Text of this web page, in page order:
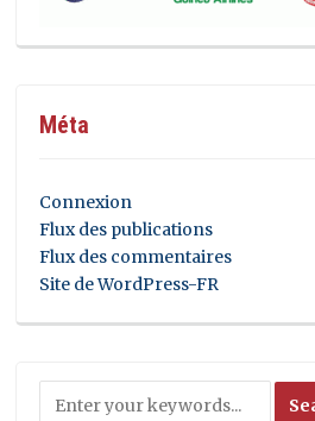
Méta
Connexion
Flux des publications
Flux des commentaires
Site de WordPress-FR